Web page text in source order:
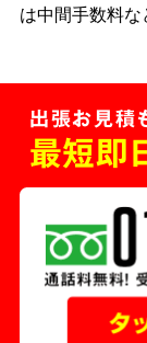
は中間手数料な
出張お見積
最短即